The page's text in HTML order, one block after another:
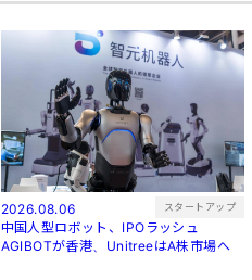
2026.08.06 スタートアップ
中国人型ロボット、IPOラッシュ
AGIBOTが香港、UnitreeはA株市場へ